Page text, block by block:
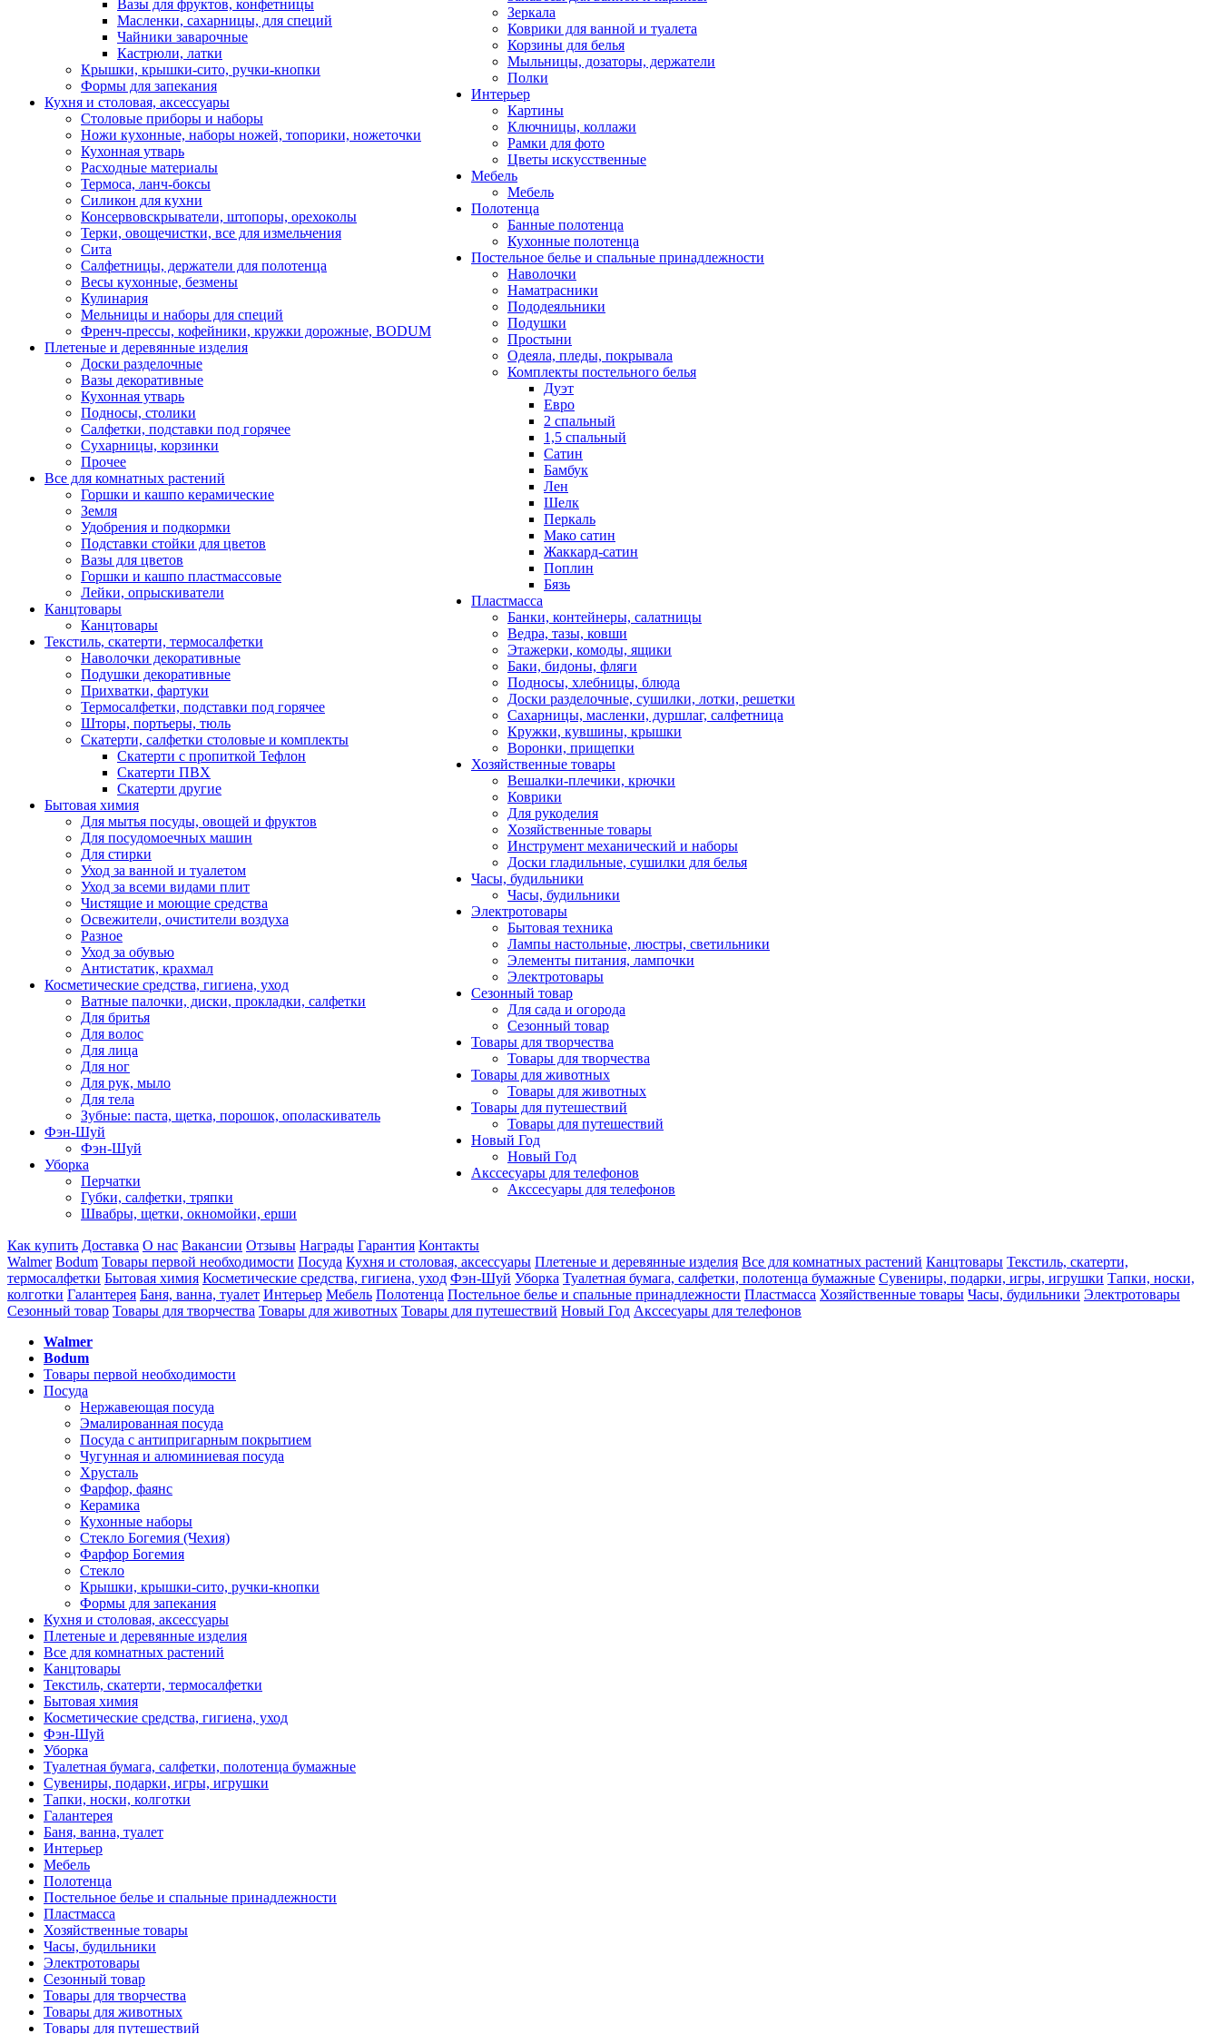
Вазы для фруктов, конфетницы
Масленки, сахарницы, для специй
Чайники заварочные
Кастрюли, латки
Крышки, крышки-сито, ручки-кнопки
Формы для запекания
Кухня и столовая, аксессуары
Столовые приборы и наборы
Ножи кухонные, наборы ножей, топорики, ножеточки
Кухонная утварь
Расходные материалы
Термоса, ланч-боксы
Силикон для кухни
Консервовскрыватели, штопоры, орехоколы
Терки, овощечистки, все для измельчения
Сита
Салфетницы, держатели для полотенца
Весы кухонные, безмены
Кулинария
Мельницы и наборы для специй
Френч-прессы, кофейники, кружки дорожные, BODUM
Плетеные и деревянные изделия
Доски разделочные
Вазы декоративные
Кухонная утварь
Подносы, столики
Салфетки, подставки под горячее
Сухарницы, корзинки
Прочее
Все для комнатных растений
Горшки и кашпо керамические
Земля
Удобрения и подкормки
Подставки стойки для цветов
Вазы для цветов
Горшки и кашпо пластмассовые
Лейки, опрыскиватели
Канцтовары
Канцтовары
Текстиль, скатерти, термосалфетки
Наволочки декоративные
Подушки декоративные
Прихватки, фартуки
Термосалфетки, подставки под горячее
Шторы, портьеры, тюль
Скатерти, салфетки столовые и комплекты
Скатерти с пропиткой Тефлон
Скатерти ПВХ
Скатерти другие
Бытовая химия
Для мытья посуды, овощей и фруктов
Для посудомоечных машин
Для стирки
Уход за ванной и туалетом
Уход за всеми видами плит
Чистящие и моющие средства
Освежители, очистители воздуха
Разное
Уход за обувью
Антистатик, крахмал
Косметические средства, гигиена, уход
Ватные палочки, диски, прокладки, салфетки
Для бритья
Для волос
Для лица
Для ног
Для рук, мыло
Для тела
Зубные: паста, щетка, порошок, ополаскиватель
Фэн-Шуй
Фэн-Шуй
Уборка
Перчатки
Губки, салфетки, тряпки
Швабры, щетки, окномойки, ерши
Зеркала
Коврики для ванной и туалета
Корзины для белья
Мыльницы, дозаторы, держатели
Полки
Интерьер
Картины
Ключницы, коллажи
Рамки для фото
Цветы искусственные
Мебель
Мебель
Полотенца
Банные полотенца
Кухонные полотенца
Постельное белье и спальные принадлежности
Наволочки
Наматрасники
Пододеяльники
Подушки
Простыни
Одеяла, пледы, покрывала
Комплекты постельного белья
Дуэт
Евро
2 спальный
1,5 спальный
Сатин
Бамбук
Лен
Шелк
Перкаль
Мако сатин
Жаккард-сатин
Поплин
Бязь
Пластмасса
Банки, контейнеры, салатницы
Ведра, тазы, ковши
Этажерки, комоды, ящики
Баки, бидоны, фляги
Подносы, хлебницы, блюда
Доски разделочные, сушилки, лотки, решетки
Сахарницы, масленки, дуршлаг, салфетница
Кружки, кувшины, крышки
Воронки, прищепки
Хозяйственные товары
Вешалки-плечики, крючки
Коврики
Для рукоделия
Хозяйственные товары
Инструмент механический и наборы
Доски гладильные, сушилки для белья
Часы, будильники
Часы, будильники
Электротовары
Бытовая техника
Лампы настольные, люстры, светильники
Элементы питания, лампочки
Электротовары
Сезонный товар
Для сада и огорода
Сезонный товар
Товары для творчества
Товары для творчества
Товары для животных
Товары для животных
Товары для путешествий
Товары для путешествий
Новый Год
Новый Год
Акссесуары для телефонов
Акссесуары для телефонов
Как купить Доставка О нас Вакансии Отзывы Награды Гарантия Контакты
Walmer Bodum Товары первой необходимости Посуда Кухня и столовая, аксессуары Плетеные и деревянные изделия Все для комнатных растений Канцтовары Текстиль, скатерти,
термосалфетки Бытовая химия Косметические средства, гигиена, уход Фэн-Шуй Уборка Туалетная бумага, салфетки, полотенца бумажные Сувениры, подарки, игры, игрушки Тапки, носки,
колготки Галантерея Баня, ванна, туалет Интерьер Мебель Полотенца Постельное белье и спальные принадлежности Пластмасса Хозяйственные товары Часы, будильники Электротовары
Сезонный товар Товары для творчества Товары для животных Товары для путешествий Новый Год Акссесуары для телефонов
Walmer
Bodum
Товары первой необходимости
Посуда
Нержавеющая посуда
Эмалированная посуда
Посуда с антипригарным покрытием
Чугунная и алюминиевая посуда
Хрусталь
Фарфор, фаянс
Керамика
Кухонные наборы
Стекло Богемия (Чехия)
Фарфор Богемия
Стекло
Крышки, крышки-сито, ручки-кнопки
Формы для запекания
Кухня и столовая, аксессуары
Плетеные и деревянные изделия
Все для комнатных растений
Канцтовары
Текстиль, скатерти, термосалфетки
Бытовая химия
Косметические средства, гигиена, уход
Фэн-Шуй
Уборка
Туалетная бумага, салфетки, полотенца бумажные
Сувениры, подарки, игры, игрушки
Тапки, носки, колготки
Галантерея
Баня, ванна, туалет
Интерьер
Мебель
Полотенца
Постельное белье и спальные принадлежности
Пластмасса
Хозяйственные товары
Часы, будильники
Электротовары
Сезонный товар
Товары для творчества
Товары для животных
Товары для путешествий